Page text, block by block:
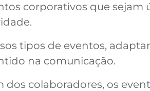
corporativos que
tipos de eventos,
na comunicação.
dos colaboradores, os